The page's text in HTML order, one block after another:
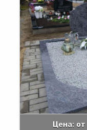
Цена: от